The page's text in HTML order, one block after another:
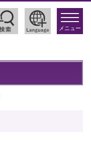
toggle
メニュー